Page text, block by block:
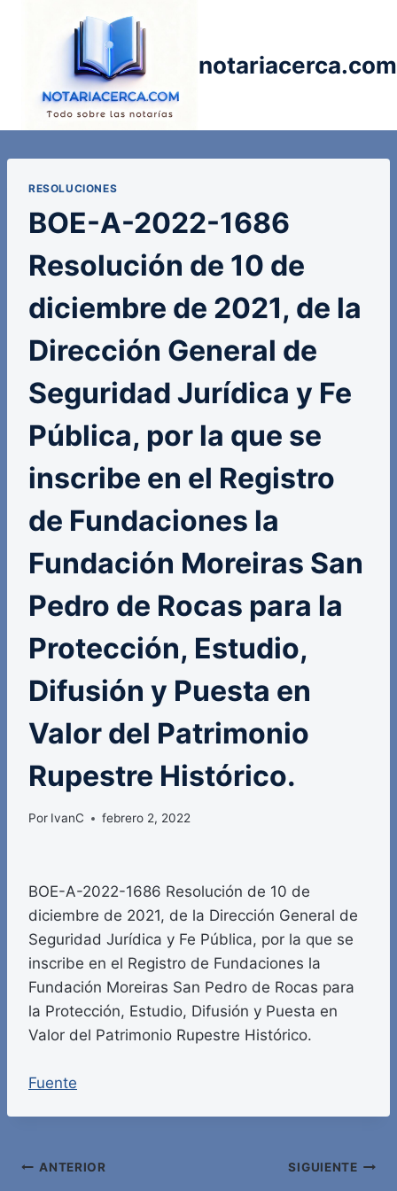
notariacerca.com
RESOLUCIONES
BOE-A-2022-1686
Resolución de 10 de
diciembre de 2021, de la
Dirección General de
Seguridad Jurídica y Fe
Pública, por la que se
inscribe en el Registro
de Fundaciones la
Fundación Moreiras San
Pedro de Rocas para la
Protección, Estudio,
Difusión y Puesta en
Valor del Patrimonio
Rupestre Histórico.
Por IvanC febrero 2, 2022
BOE-A-2022-1686 Resolución de 10 de
diciembre de 2021, de la Dirección General de
Seguridad Jurídica y Fe Pública, por la que se
inscribe en el Registro de Fundaciones la
Fundación Moreiras San Pedro de Rocas para
la Protección, Estudio, Difusión y Puesta en
Valor del Patrimonio Rupestre Histórico.
Fuente
Navegación
ANTERIOR SIGUIENTE